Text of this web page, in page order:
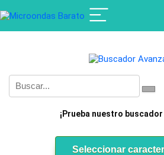
¡Prueba nuestro
Seleccionar